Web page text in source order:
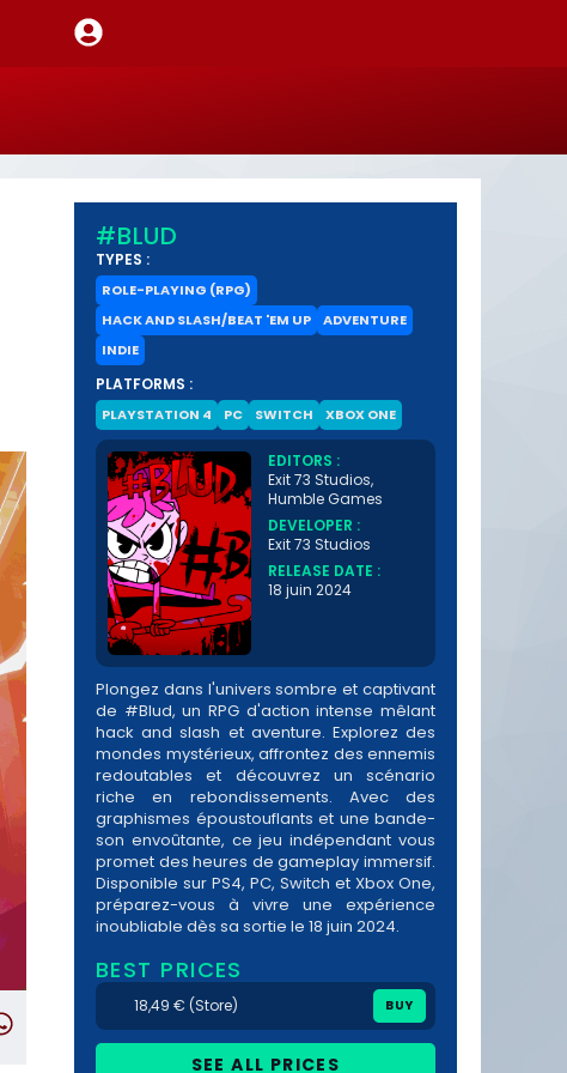
#BLUD
TYPES :
ROLE-PLAYING (RPG)
HACK AND SLASH/BEAT 'EM UP
ADVENTURE
INDIE
PLATFORMS :
PLAYSTATION 4 PC SWITCH XBOX ONE
EDITORS :
Exit 73 Studios,
Humble Games
DEVELOPER :
Exit 73 Studios
RELEASE DATE :
18 juin 2024
Plongez dans l'univers sombre et captivant
de #Blud, un RPG d'action intense mêlant
hack and slash et aventure. Explorez des
mondes mystérieux, affrontez des ennemis
redoutables et découvrez un scénario
riche en rebondissements. Avec des
graphismes époustouflants et une bande-
son envoûtante, ce jeu indépendant vous
promet des heures de gameplay immersif.
Disponible sur PS4, PC, Switch et Xbox One,
préparez-vous à vivre une expérience
inoubliable dès sa sortie le 18 juin 2024.
BEST PRICES
18,49 € (Store) BUY
SEE ALL PRICES